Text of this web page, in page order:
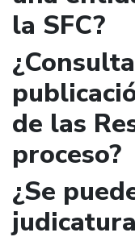
la SFC?
de las
proceso?
¿Se